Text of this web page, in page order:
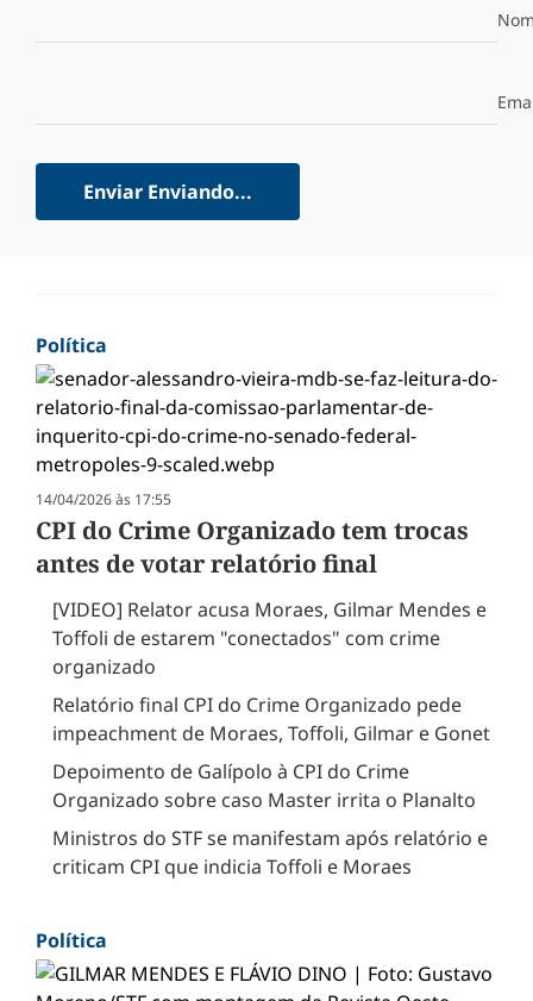
Enviar Enviando...
Política
14/04/2026 às 17:55
CPI do Crime Organizado tem trocas
antes de votar relatório final
[VIDEO] Relator acusa Moraes, Gilmar Mendes e
Toffoli de estarem "conectados" com crime
organizado
Relatório final CPI do Crime Organizado pede
impeachment de Moraes, Toffoli, Gilmar e Gonet
Depoimento de Galípolo à CPI do Crime
Organizado sobre caso Master irrita o Planalto
Ministros do STF se manifestam após relatório e
criticam CPI que indicia Toffoli e Moraes
Política